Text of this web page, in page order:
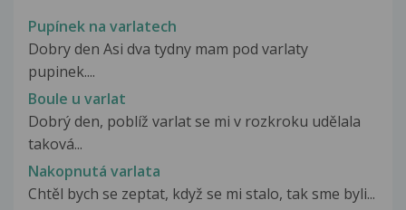
Pupínek na varlatech
Dobry den Asi dva tydny mam pod varlaty
pupinek....
Boule u varlat
Dobrý den, poblíž varlat se mi v rozkroku udělala
taková...
Nakopnutá varlata
Chtěl bych se zeptat, když se mi stalo, tak sme byli...